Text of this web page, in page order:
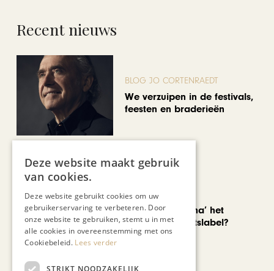
Recent nieuws
BLOG JO CORTENRAEDT
We verzuipen in de festivals,
feesten en braderieën
AUTOMOTIVE
Is ‘Made in China’ het
nieuwe kwaliteitslabel?
Deze website maakt gebruik
van cookies.
Deze website gebruikt cookies om uw
gebruikerservaring te verbeteren. Door
onze website te gebruiken, stemt u in met
alle cookies in overeenstemming met ons
Cookiebeleid. Lees verder
STRIKT NOODZAKELIJK